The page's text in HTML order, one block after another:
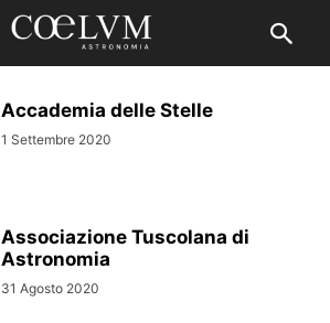
Accademia delle Stelle
1 Settembre 2020
Associazione Tuscolana di
Astronomia
31 Agosto 2020